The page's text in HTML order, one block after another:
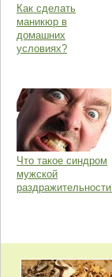
Как сделать
маникюр в
домашних
условиях?
Что такое синдром
мужской